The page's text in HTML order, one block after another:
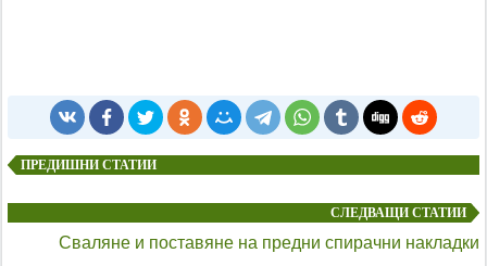
ПРЕДИШНИ СТАТИИ
СЛЕДВАЩИ СТАТИИ
Сваляне и поставяне на предни спирачни накладки